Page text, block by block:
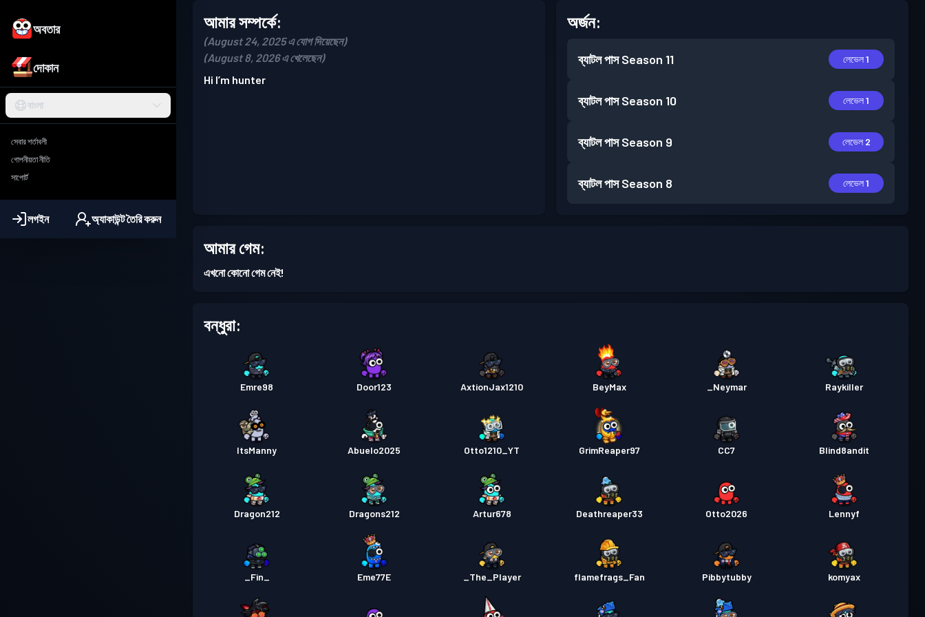
অবতার
দোকান
বাংলা
সেবার শর্তাবলী
গোপনীয়তা নীতি
সাপোর্ট
লগইন অ্যাকাউন্ট তৈরি করুন
আমার সম্পর্কে:
(August 24, 2025 এ যোগ দিয়েছেন)
(August 8, 2026 এ খেলেছেন)
Hi I’m hunter
অর্জন:
ব্যাটল পাস Season 11 লেভেল 1
ব্যাটল পাস Season 10 লেভেল 1
ব্যাটল পাস Season 9 লেভেল 2
ব্যাটল পাস Season 8 লেভেল 1
আমার গেম:
এখনো কোনো গেম নেই!
বন্ধুরা:
Emre98 Door123 AxtionJax1210 BeyMax _Neymar Raykiller
ItsManny Abuelo2025 Otto1210_YT GrimReaper97 CC7 Blind8andit
Dragon212 Dragons212 Artur678 Deathreaper33 Otto2026 Lennyf
_Fin_ Eme77E _The_Player flamefrags_Fan Pibbytubby komyax